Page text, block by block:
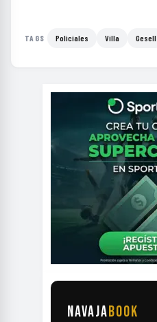
TAGS Policiales Villa Gesell
NAVAJABOOK